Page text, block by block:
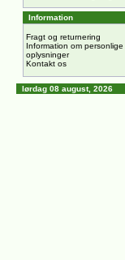
Information
Fragt og returnering
Information om personlige
oplysninger
Kontakt os
lørdag 08 august, 2026